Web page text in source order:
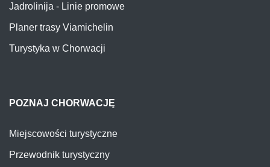
Jadrolinija - Linie promowe
Planer trasy Viamichelin
Turystyka w Chorwacji
POZNAJ CHORWACJĘ
Miejscowości turystyczne
Przewodnik turystyczny